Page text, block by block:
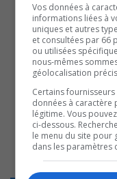
Vos données à
informations liées à
uniques et autres
et consultées par 66
ou utilisées
nous-mêmes
géolocalisation
Certains
données à caractère
légitime. Vous
ci-dessous.
le menu du site pour
dans les paramètres